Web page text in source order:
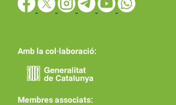
Amb la col·laboració:
Membres associats: